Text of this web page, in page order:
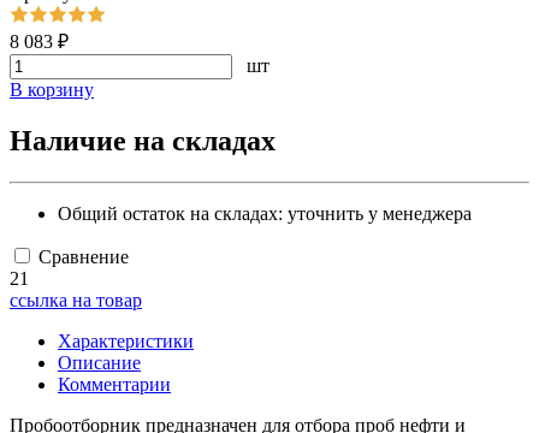
8 083 ₽
шт
В корзину
Наличие на складах
Общий остаток на складах: уточнить у менеджера
Сравнение
21
ссылка на товар
Характеристики
Описание
Комментарии
Пробоотборник предназначен для отбора проб нефти и